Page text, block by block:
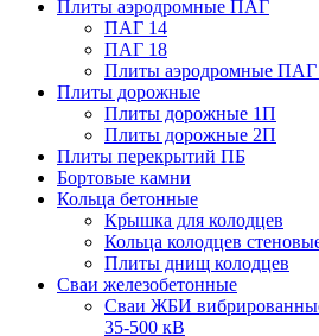
Плиты аэродромные ПАГ
ПАГ 14
ПАГ 18
Плиты аэродромные ПАГ
Плиты дорожные
Плиты дорожные 1П
Плиты дорожные 2П
Плиты перекрытий ПБ
Бортовые камни
Кольца бетонные
Крышка для колодцев
Кольца колодцев
Плиты днищ колодцев
Сваи железобетонные
Сваи ЖБИ
35-500 кВ